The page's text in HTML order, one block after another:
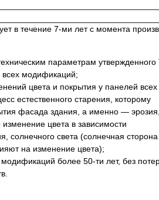
в течение 7-ми лет с момента
параметрам
модификаций;
цвета и покрытия у панелей всех
естественного старения, которому
фасада здания, а именно — эрозия,
изменение цвета в зависимости
солнечного света (солнечная
на изменение цвета);
более 50-ти лет, без